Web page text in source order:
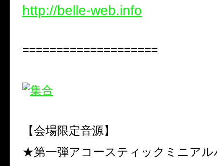
http://belle-web.info
====================
【会場限定音源】
★第一弾アコースティックミニアル